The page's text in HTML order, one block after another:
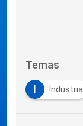
Temas
Industria